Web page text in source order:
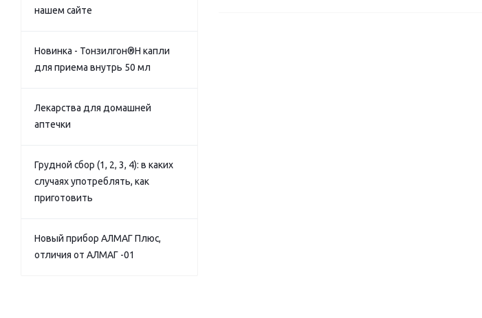
нашем сайте
Новинка - Тонзилгон®Н капли
для приема внутрь 50 мл
Лекарства для домашней
аптечки
Грудной сбор (1, 2, 3, 4): в каких
случаях употреблять, как
приготовить
Новый прибор АЛМАГ Плюс,
отличия от АЛМАГ -01